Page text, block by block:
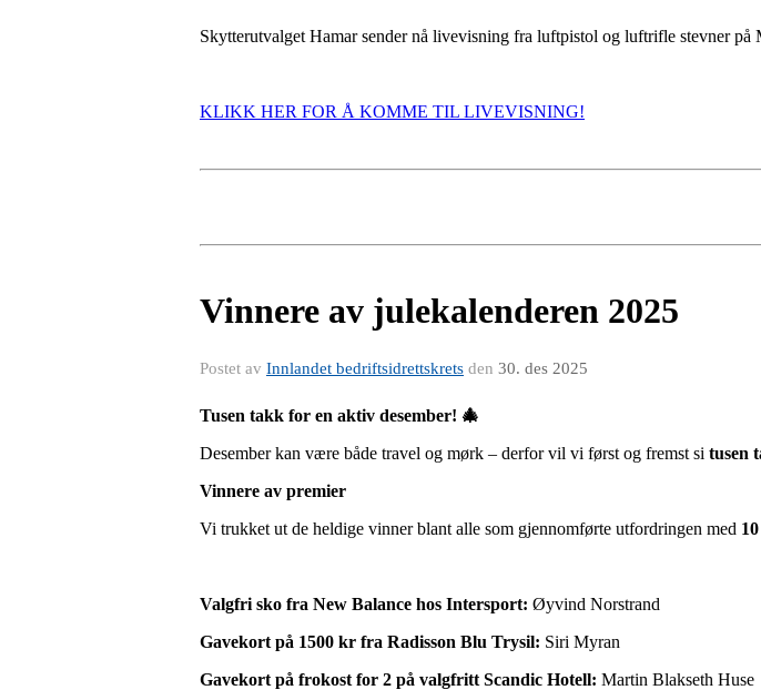
Skytterutvalget Hamar sender nå livevisning fra luftpistol og luftrifle stevner på
KLIKK HER FOR Å KOMME TIL LIVEVISNING!
Vinnere av julekalenderen 2025
Postet av Innlandet bedriftsidrettskrets den 30. des 2025
Tusen takk for en aktiv desember! 🎄
Desember kan være både travel og mørk – derfor vil vi først og fremst si tusen
Vinnere av premier
Vi trukket ut de heldige vinner blant alle som gjennomførte utfordringen med
Valgfri sko fra New Balance hos Intersport: Øyvind Norstrand
Gavekort på 1500 kr fra Radisson Blu Trysil: Siri Myran
Gavekort på frokost for 2 på valgfritt Scandic Hotell: Martin Blakseth Huse